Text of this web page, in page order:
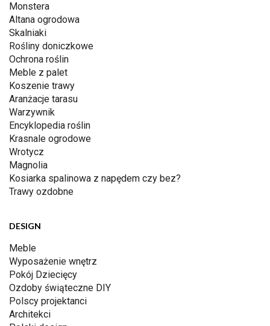
Monstera
Altana ogrodowa
Skalniaki
Rośliny doniczkowe
Ochrona roślin
Meble z palet
Koszenie trawy
Aranżacje tarasu
Warzywnik
Encyklopedia roślin
Krasnale ogrodowe
Wrotycz
Magnolia
Kosiarka spalinowa z napędem czy bez?
Trawy ozdobne
DESIGN
Meble
Wyposażenie wnętrz
Pokój Dziecięcy
Ozdoby świąteczne DIY
Polscy projektanci
Architekci